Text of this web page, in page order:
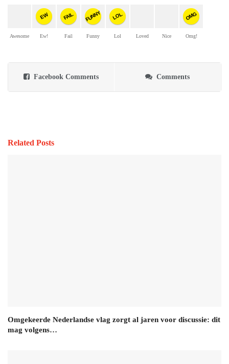
Awesome
EW
Ew!
FAIL
Fail
FUNNY
Funny
LOL
Lol Loved Nice
OMG
Omg!
Facebook Comments Comments
Related Posts
Omgekeerde Nederlandse vlag zorgt al jaren voor discussie: dit
mag volgens…